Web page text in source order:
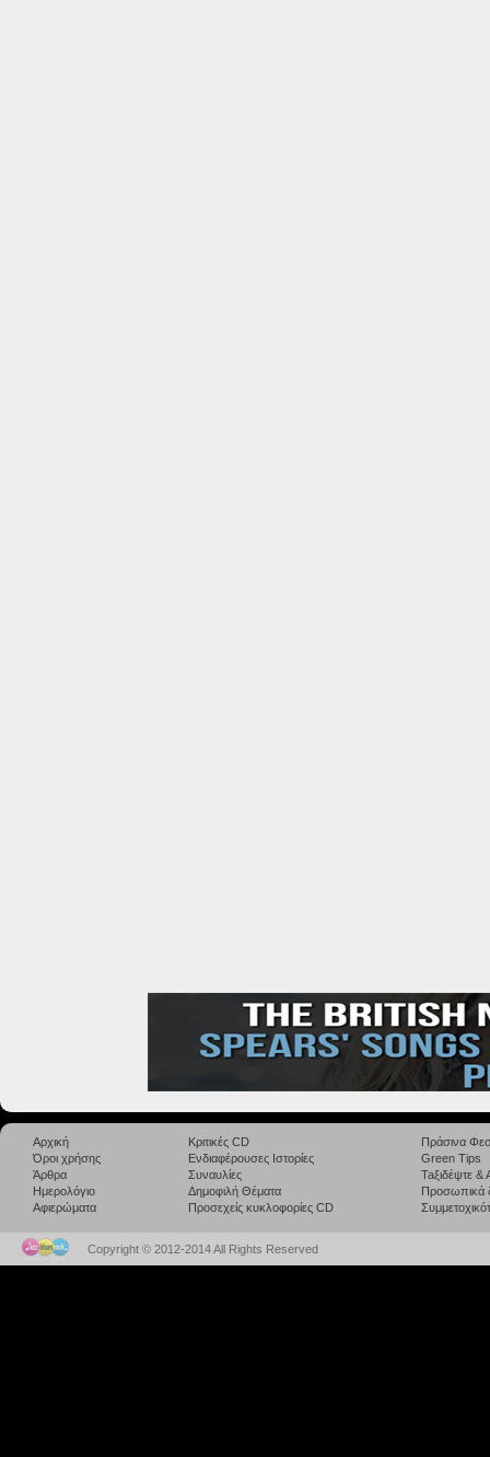
Αρχική
Όροι χρήσης
Άρθρα
Ημερολόγιο
Αφιερώματα
Κριτικές CD
Ενδιαφέρουσες Ιστορίες
Συναυλίες
Δημοφιλή Θέματα
Προσεχείς κυκλοφορίες CD
Πράσινα
Green Tips
Taξιδέψτε
Προσωπικά
Copyright © 2012-2014 All Rights Reserved